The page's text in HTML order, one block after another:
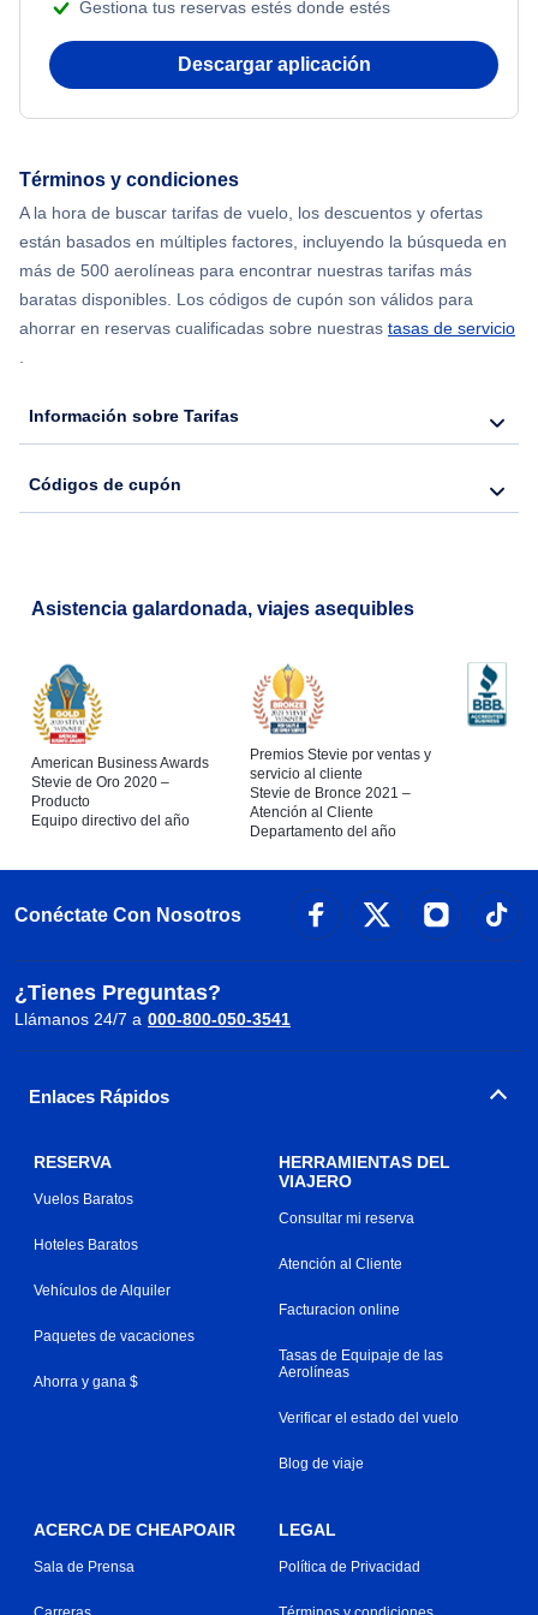
Gestiona tus reservas estés donde estés
Descargar aplicación
Términos y condiciones
A la hora de buscar tarifas de vuelo, los descuentos y ofertas
están basados en múltiples factores, incluyendo la búsqueda en
más de 500 aerolíneas para encontrar nuestras tarifas más
baratas disponibles. Los códigos de cupón son válidos para
ahorrar en reservas cualificadas sobre nuestras tasas de servicio
.
Información sobre Tarifas
Códigos de cupón
Asistencia galardonada, viajes asequibles
American Business Awards
Stevie de Oro 2020 –
Producto
Equipo directivo del año
Premios Stevie por ventas y
servicio al cliente
Stevie de Bronce 2021 –
Atención al Cliente
Departamento del año
Conéctate Con Nosotros
¿Tienes Preguntas?
Llámanos 24/7 a 000-800-050-3541
Enlaces Rápidos
RESERVA
Vuelos Baratos
Hoteles Baratos
Vehículos de Alquiler
Paquetes de vacaciones
Ahorra y gana $
HERRAMIENTAS DEL
VIAJERO
Consultar mi reserva
Atención al Cliente
Facturacion online
Tasas de Equipaje de las
Aerolíneas
Verificar el estado del vuelo
Blog de viaje
ACERCA DE CHEAPOAIR
Sala de Prensa
LEGAL
Política de Privacidad